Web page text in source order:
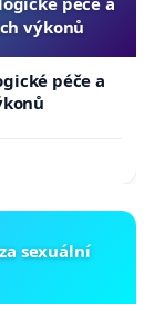
výkonů
péče a
sexuální